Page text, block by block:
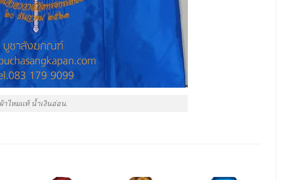
าไหมแท้ น้ำเงินอ่อน.